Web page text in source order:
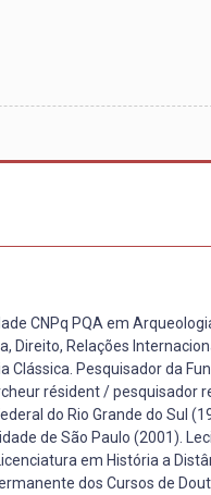
CNPq PQA em
Direito, Relações
Clássica. Pesquisador da
résident / pesquisador
do Rio Grande do Sul
de São Paulo (2001).
em História a
dos Cursos de